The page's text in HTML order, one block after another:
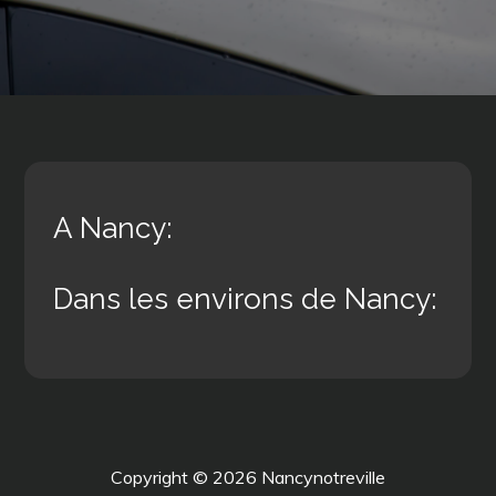
A Nancy:
Dans les environs de Nancy:
Copyright © 2026 Nancynotreville